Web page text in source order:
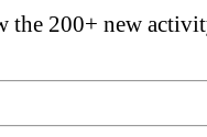
the 200+ new